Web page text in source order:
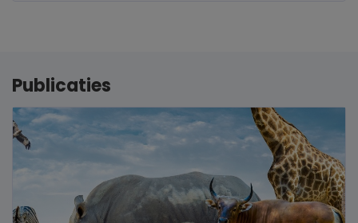
Publicaties